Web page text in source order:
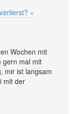
«
Wochen mit
gern mal mit
mir ist langsam
mit der